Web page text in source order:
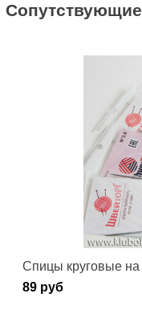
Cопутствующие
Спицы круговые на
89 руб